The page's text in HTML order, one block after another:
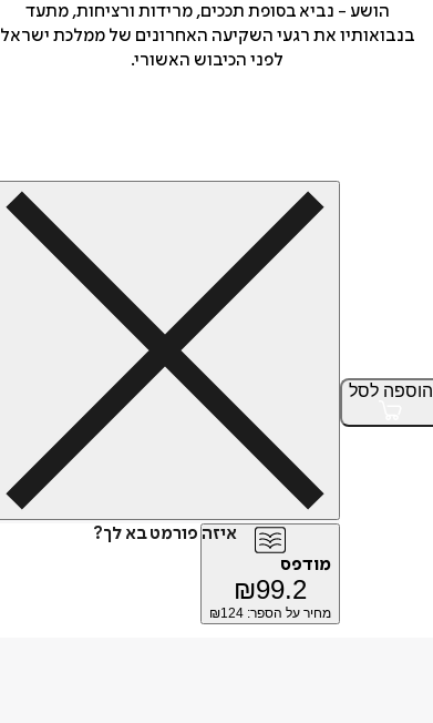
הושע - נביא בסופת תככים, מרידות ורציחות, מתעד
בנבואותיו את רגעי השקיעה האחרונים של ממלכת ישראל
לפני הכיבוש האשורי.
הוספה לסל
איזה פורמט בא לך?
מודפס
₪99.2
מחיר על הספר: ₪124